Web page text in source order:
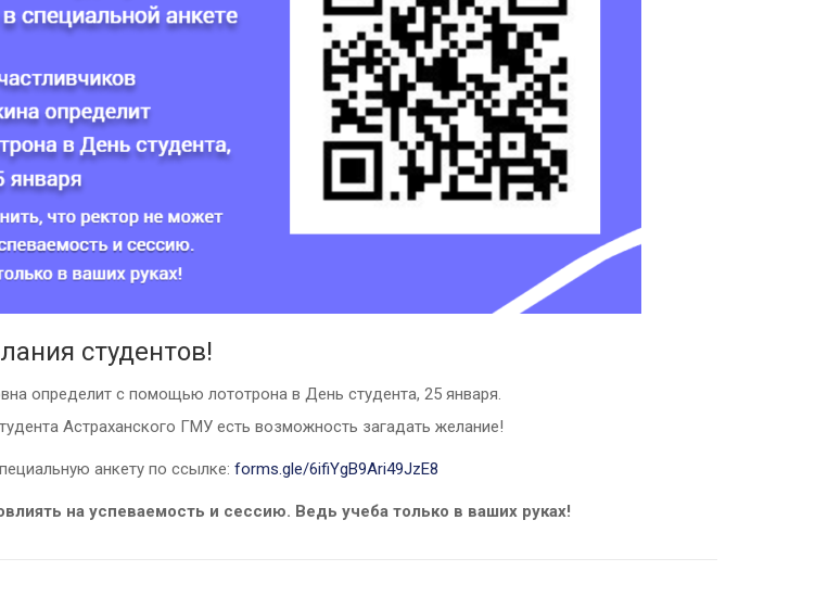
студентов!
определит с помощью лототрона в День студента, 25 января.
Астраханского ГМУ есть возможность загадать желание!
анкету по ссылке: forms.gle/6ifiYgB9Ari49JzE8
на успеваемость и сессию. Ведь учеба только в ваших руках!